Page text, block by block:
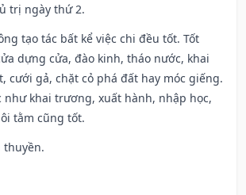
trị ngày thứ 2.
tạo tác bất kể việc chi đều tốt. Tốt
dựng cửa, đào kinh, tháo nước, khai
cưới gả, chặt cỏ phá đất hay móc giếng.
như khai trương, xuất hành, nhập học,
tằm cũng tốt.
thuyền.